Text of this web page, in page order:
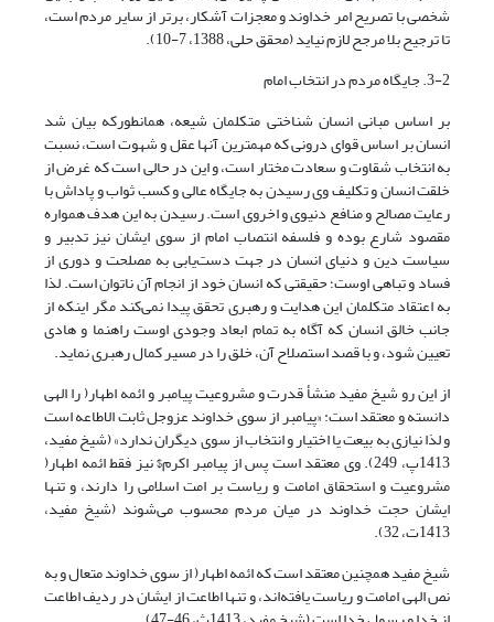
شخصی با تصریح امر خداوند و معجزات آشکار، برتر از سایر مردم است،
تا ترجیح بلا مرجح لازم نیاید (محقق حلی، 1388، 7-10).
3-2. جایگاه مردم در انتخاب امام
بر اساس مبانی انسان شناختی متکلمان شیعه، همانطورکه بیان شد
انسان بر اساس قوای درونی که مهمترین آنها عقل و شهوت است، نسبت
به انتخاب شقاوت و سعادت مختار است، و این در حالی است که غرض از
خلقت انسان و تکلیف وی رسیدن به جایگاه عالی و کسب ثواب و پاداش با
رعایت مصالح و منافع دنیوی و اخروی است. رسیدن به این هدف همواره
مقصود شارع بوده و فلسفه انتصاب امام از سوی ایشان نیز تدبیر و
سیاست دین و دنیای انسان در جهت دست‌یابی به مصلحت و دوری از
فساد و تباهی اوست؛ حقیقتی که انسان خود از انجام آن ناتوان است. لذا
به اعتقاد متکلمان این هدایت و رهبری تحقق پیدا نمی‌کند مگر اینکه از
جانب خالق انسان که آگاه به تمام ابعاد وجودی اوست راهنما و ‌هادی
تعیین شود، و با قصد استصلاح آن، خلق را در مسیر کمال رهبری نماید.
از این رو شیخ مفید منشأ قدرت و مشروعیت پیامبر و ائمه اطهار( را الهی
دانسته و معتقد است: «پیامبر از سوی خداوند عزوجل ثابت الاطاعه است
و لذا نیازی به بیعت یا اختیار و انتخاب از سوی دیگران ندارد» (شیخ مفید،
1413پ، 249). وی معتقد است پس از پیامبر اکرم$ نیز فقط ائمه اطهار(
مشروعیت و استحقاق امامت و ریاست بر امت اسلامی را دارند، و تنها
ایشان حجت خداوند در میان مردم محسوب می‌شوند (شیخ مفید،
1413ت، 32).
شیخ مفید همچنین معتقد است که ائمه اطهار( از سوی خداوند متعال و به
نص الهی امامت و ریاست یافته‌اند، و تنها اطاعت از ایشان در ردیف اطاعت